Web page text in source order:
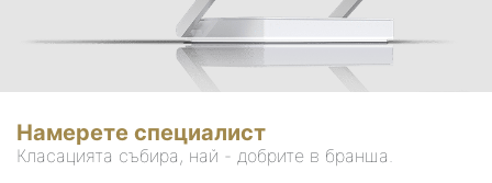
Намерете специалист
Класацията събира, най - добрите в бранша.